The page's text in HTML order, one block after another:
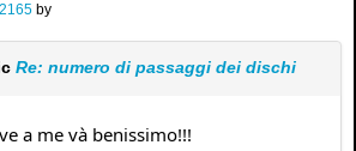
by
Re: numero di passaggi dei dischi
a me và benissimo!!!